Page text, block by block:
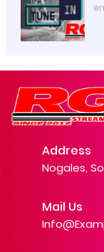
Address
Nogales,
Mail Us